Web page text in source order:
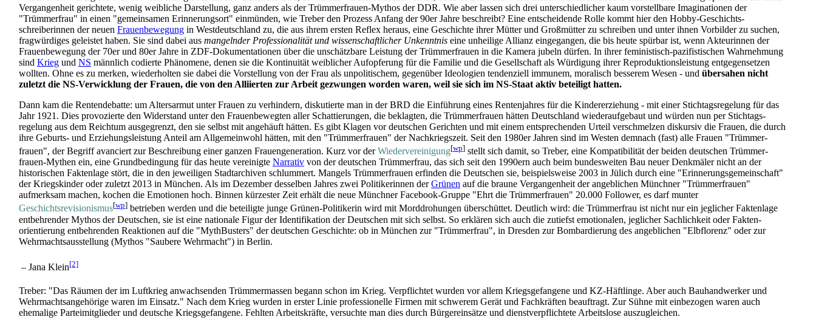
Vergangenheit gerichtete, wenig weibliche Darstellung, ganz anders als der Trümmer­frauen-Mythos der DDR. Wie aber lassen sich drei unter­schiedlicher kaum vorstellbare Imaginationen der
"Trümmerfrau" in einen "gemeinsamen Erinnerungsort" einmünden, wie Treber den Prozess Anfang der 90er Jahre beschreibt? Eine entscheidende Rolle kommt hier den Hobby-Geschichts­
schreiberinnen der neuen Frauenbewegung in West­deutschland zu, die aus ihrem ersten Reflex heraus, eine Geschichte ihrer Mütter und Großmütter zu schreiben und unter ihnen Vorbilder zu suchen,
fragwürdiges geleistet haben. Sie sind dabei aus mangelnder Professionalität und wissen­schaft­licher Unkenntnis eine unheilige Allianz eingegangen, die bis heute spürbar ist, wenn Akteurinnen der
Frauen­bewegung der 70er und 80er Jahre in ZDF-Dokumentationen über die unschätzbare Leistung der Trümmer­frauen in die Kamera jubeln dürfen. In ihrer feministisch-pazifistischen Wahrnehmung
sind Krieg und NS männlich codierte Phänomene, denen sie die Kontinuität weiblicher Aufopferung für die Familie und die Gesellschaft als Würdigung ihrer Reproduktions­leistung entgegen­setzen
wollten. Ohne es zu merken, wieder­holten sie dabei die Vorstellung von der Frau als unpolitischem, gegenüber Ideologien tendenziell immunem, moralisch besserem Wesen - und übersahen nicht
zuletzt die NS-Verwicklung der Frauen, die von den Alliierten zur Arbeit gezwungen worden waren, weil sie sich im NS-Staat aktiv beteiligt hatten.
Dann kam die Rentendebatte: um Altersarmut unter Frauen zu verhindern, diskutierte man in der BRD die Einführung eines Rentenjahres für die Kinder­erziehung - mit einer Stichtags­regelung für das
Jahr 1921. Dies provozierte den Widerstand unter den Frauen­bewegten aller Schattierungen, die beklagten, die Trümmer­frauen hätten Deutschland wiederaufgebaut und würden nun per Stichtags­
regelung aus dem Reichtum ausgegrenzt, den sie selbst mit angehäuft hätten. Es gibt Klagen vor deutschen Gerichten und mit einem entsprechenden Urteil verschmelzen diskursiv die Frauen, die durch
ihre Geburts- und Erziehungs­leistung Anteil am Allgemeinwohl hätten, mit den "Trümmer­frauen" der Nachkriegszeit. Seit den 1980er Jahren sind im Westen demnach (fast) alle Frauen "Trümmer­
frauen", der Begriff avanciert zur Beschreibung einer ganzen Frauen­generation. Kurz vor derWieder­vereinigung[wp] stellt sich damit, so Treber, eine Kompatibilität der beiden deutschen Trümmer­
frauen-Mythen ein, eine Grundbedingung für das heute vereinigte Narrativ von der deutschen Trümmerfrau, das sich seit den 1990ern auch beim bundesweiten Bau neuer Denkmäler nicht an der
historischen Faktenlage stört, die in den jeweiligen Stadt­archiven schlummert. Mangels Trümmer­frauen erfinden die Deutschen sie, beispielsweise 2003 in Jülich durch eine "Erinnerungs­gemeinschaft"
der Kriegskinder oder zuletzt 2013 in München. Als im Dezember desselben Jahres zwei Politikerinnen derGrünen auf die braune Vergangenheit der angeblichen Münchner "Trümmer­frauen"
aufmerksam machen, kochen die Emotionen hoch. Binnen kürzester Zeit erhält die neue Münchner Facebook-Gruppe "Ehrt die Trümmer­frauen" 20.000 Follower, es darf munter
Geschichtsrevisionismus[wp] betrieben werden und die beteiligte junge Grünen-Politikerin wird mit Mord­drohungen überschüttet. Deutlich wird: die Trümmerfrau ist nicht nur ein jeglicher Faktenlage
entbehrender Mythos der Deutschen, sie ist eine nationale Figur der Identifikation der Deutschen mit sich selbst. So erklären sich auch die zutiefst emotionalen, jeglicher Sachlichkeit oder Fakten­
orientierung entbehrenden Reaktionen auf die "MythBusters" der deutschen Geschichte: ob in München zur "Trümmerfrau", in Dresden zur Bombardierung des angeblichen "Elbflorenz" oder zur
Wehrmachts­ausstellung (Mythos "Saubere Wehrmacht") in Berlin.
– Jana Klein[2]
Treber: "Das Räumen der im Luftkrieg anwachsenden Trümmer­massen begann schon im Krieg. Verpflichtet wurden vor allem Kriegsgefangene und KZ-Häftlinge. Aber auch Bau­hand­werker und
Wehrmachts­angehörige waren im Einsatz." Nach dem Krieg wurden in erster Linie professionelle Firmen mit schwerem Gerät und Fachkräften beauftragt. Zur Sühne mit einbezogen waren auch
ehemalige Partei­mitglieder und deutsche Kriegs­gefangene. Fehlten Arbeitskräfte, versuchte man dies durch Bürger­einsätze und dienst­verpflichtete Arbeitslose auszugleichen.